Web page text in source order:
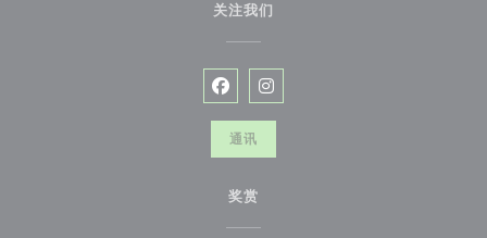
关注我们
Facebook ((在新窗口中打开))
Instagram ((在新窗口中打开))
通讯
奖赏